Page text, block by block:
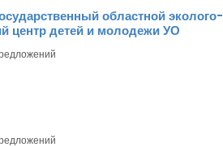
областной эколого-
центр детей и молодежи УО